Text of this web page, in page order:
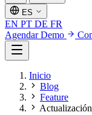
ES
EN PT DE FR
Agendar Demo
Inicio
Blog
Feature